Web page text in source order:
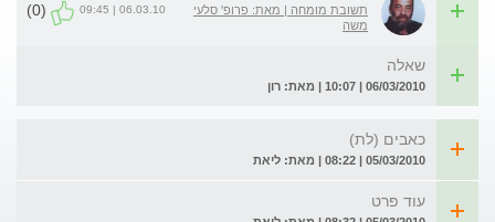
תשובת מומחה | מאת: פרופ' סלעי
משה
06.03.10 | 09:45
(0)
שאלה
06/03/2010 | 10:07 | מאת: רון
כאבים (לת)
05/03/2010 | 08:22 | מאת: ליאת
עוד פרט